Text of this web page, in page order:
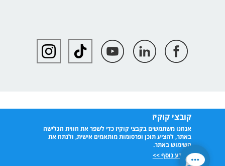
קובצי קוקיז
אנחנו משתמשים בקבצי קוקיז כדי לשפר את חווית הגלישה
באתר, להציע תוכן ופרסומות מותאמים אישית, ולנתח את
השימוש באתר.
למידע נוסף >>